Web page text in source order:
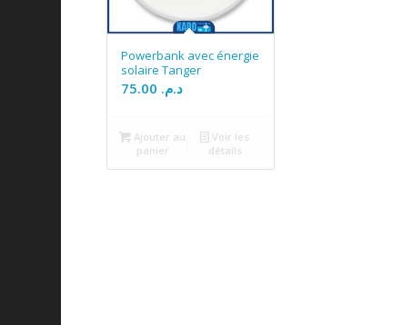
Powerbank avec énergie
solaire Tanger
د.م.
Ajouter au
panier
Voir les
détails